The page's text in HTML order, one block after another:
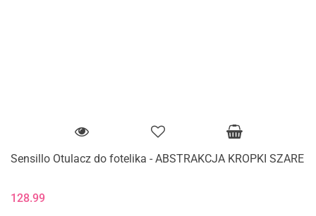
Sensillo Otulacz do fotelika - ABSTRAKCJA KROPKI SZARE
128.99